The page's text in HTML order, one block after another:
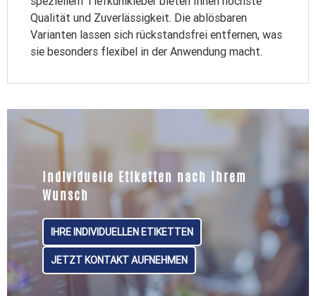
Qualität und Zuverlässigkeit. Die ablösbaren
Varianten lassen sich rückstandsfrei entfernen, was
sie besonders flexibel in der Anwendung macht.
Individuelle Etiketten nach Ihrem
Wunsch
IHRE INDIVIDUELLEN ETIKETTEN
JETZT KONTAKT AUFNEHMEN